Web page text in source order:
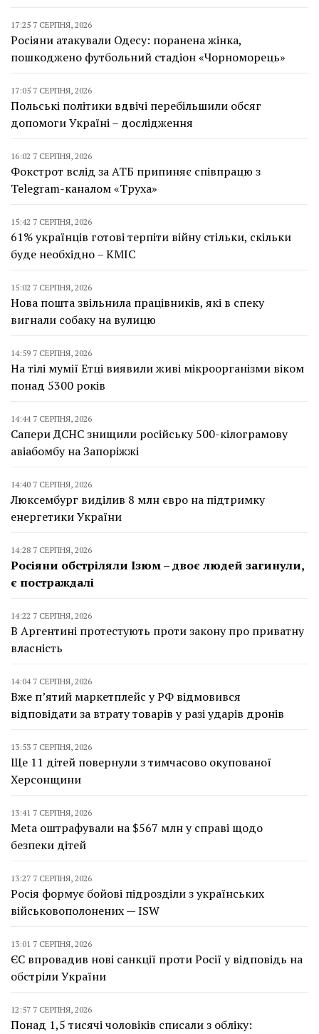
17:25 7 СЕРПНЯ, 2026
Росіяни атакували Одесу: поранена жінка,
пошкоджено футбольний стадіон «Чорноморець»
17:05 7 СЕРПНЯ, 2026
Польські політики вдвічі перебільшили обсяг
допомоги Україні – дослідження
16:02 7 СЕРПНЯ, 2026
Фокстрот вслід за АТБ припиняє співпрацю з
Telegram-каналом «Труха»
15:42 7 СЕРПНЯ, 2026
61% українців готові терпіти війну стільки, скільки
буде необхідно – КМІС
15:02 7 СЕРПНЯ, 2026
Нова пошта звільнила працівників, які в спеку
вигнали собаку на вулицю
14:59 7 СЕРПНЯ, 2026
На тілі мумії Етці виявили живі мікроорганізми віком
понад 5300 років
14:44 7 СЕРПНЯ, 2026
Сапери ДСНС знищили російську 500-кілограмову
авіабомбу на Запоріжжі
14:40 7 СЕРПНЯ, 2026
Люксембург виділив 8 млн євро на підтримку
енергетики України
14:28 7 СЕРПНЯ, 2026
Росіяни обстріляли Ізюм – двоє людей загинули,
є постраждалі
14:22 7 СЕРПНЯ, 2026
В Аргентині протестують проти закону про приватну
власність
14:04 7 СЕРПНЯ, 2026
Вже п’ятий маркетплейс у РФ відмовився
відповідати за втрату товарів у разі ударів дронів
13:53 7 СЕРПНЯ, 2026
Ще 11 дітей повернули з тимчасово окупованої
Херсонщини
13:41 7 СЕРПНЯ, 2026
Meta оштрафували на $567 млн у справі щодо
безпеки дітей
13:27 7 СЕРПНЯ, 2026
Росія формує бойові підрозділи з українських
військовополонених — ISW
13:01 7 СЕРПНЯ, 2026
ЄС впровадив нові санкції проти Росії у відповідь на
обстріли України
12:57 7 СЕРПНЯ, 2026
Понад 1,5 тисячі чоловіків списали з обліку: